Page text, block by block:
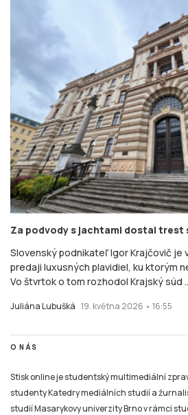
Za podvody s jachtami dostal trest
Slovenský podnikateľ Igor Krajčovič je
predaji luxusných plavidiel, ku ktorým
Vo štvrtok o tom rozhodol Krajský súd
Juliána Lubušká 19. května 2026 • 16:55
O NÁS
Stisk online je studentský multimediální
studenty Katedry mediálních studií a
studií Masarykovy univerzity Brno v rámci